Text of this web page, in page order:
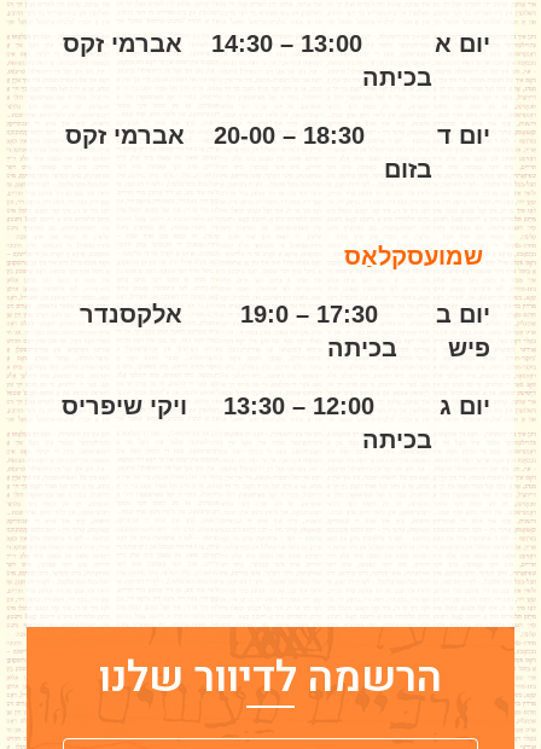
יום א 13:00 – 14:30 אברמי זקס
בכיתה
יום ד 18:30 – 20-00 אברמי זקס
בזום
שמועסקלאַס
יום ב 17:30 – 19:0 אלקסנדר
פיש בכיתה
יום ג 12:00 – 13:30 ויקי שיפריס
בכיתה
הרשמה לדיוור שלנו